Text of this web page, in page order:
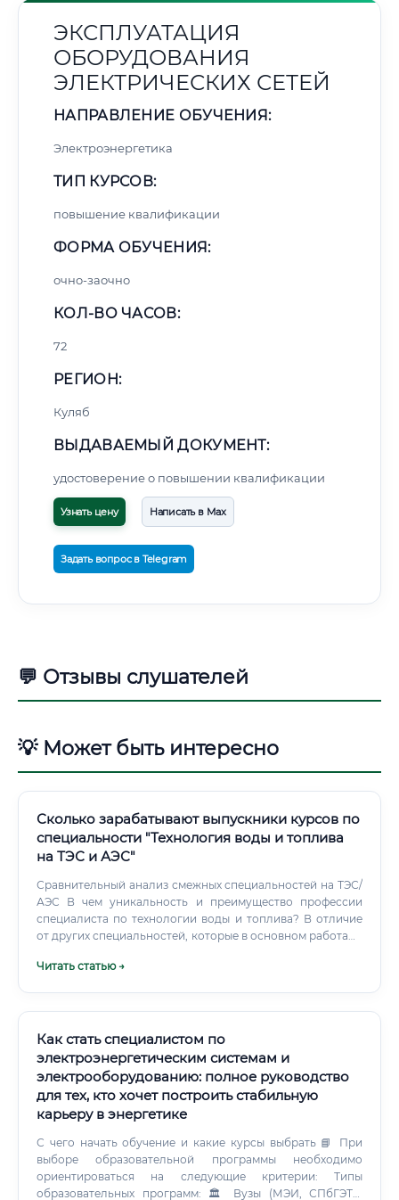
ЭКСПЛУАТАЦИЯ
ОБОРУДОВАНИЯ
ЭЛЕКТРИЧЕСКИХ СЕТЕЙ
НАПРАВЛЕНИЕ ОБУЧЕНИЯ:
Электроэнергетика
ТИП КУРСОВ:
повышение квалификации
ФОРМА ОБУЧЕНИЯ:
очно-заочно
КОЛ-ВО ЧАСОВ:
72
РЕГИОН:
Куляб
ВЫДАВАЕМЫЙ ДОКУМЕНТ:
удостоверение о повышении квалификации
Узнать цену Написать в Max
Задать вопрос в Telegram
💬 Отзывы слушателей
💡 Может быть интересно
Сколько зарабатывают выпускники курсов по
специальности "Технология воды и топлива
на ТЭС и АЭС"
Сравнительный анализ смежных специальностей на ТЭС/
АЭС В чем уникальность и преимущество профессии
специалиста по технологии воды и топлива? В отличие
от других специальностей, которые в основном работают
химик-технолог работает с первопричиной
Читать статью →
Как стать специалистом по
электроэнергетическим системам и
электрооборудованию: полное руководство
для тех, кто хочет построить стабильную
карьеру в энергетике
С чего начать обучение и какие курсы выбрать 📘 При
выборе образовательной программы необходимо
ориентироваться на следующие критерии: Типы
образовательных программ: 🏛️ Вузы (МЭИ, СПбГЭТУ,